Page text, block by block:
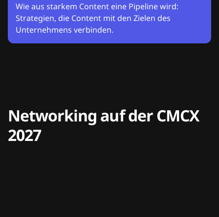
Wie aus starkem Content eine Pipeline wird:
Strategien, die Content mit den Zielen des
Unternehmens verbinden.
Networking auf der CMCX
2027